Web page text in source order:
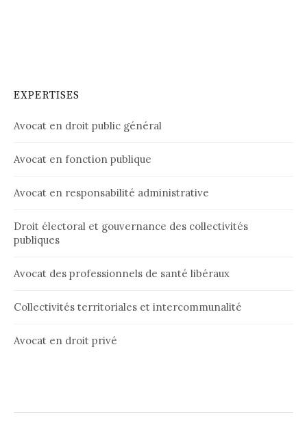
EXPERTISES
Avocat en droit public général
Avocat en fonction publique
Avocat en responsabilité administrative
Droit électoral et gouvernance des collectivités
publiques
Avocat des professionnels de santé libéraux
Collectivités territoriales et intercommunalité
Avocat en droit privé